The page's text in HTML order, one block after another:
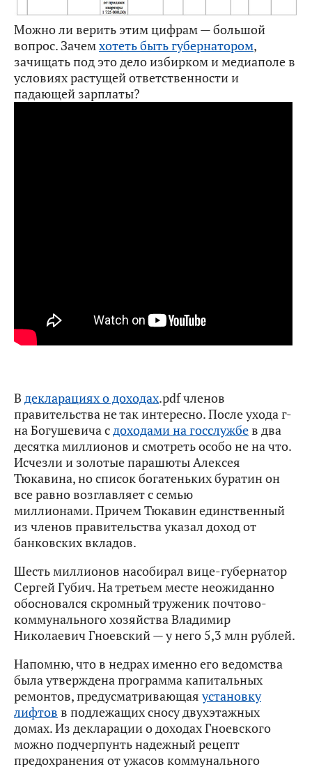
Можно ли верить этим цифрам — большой
вопрос. Зачемхотеть быть губернатором,
зачищать под это дело избирком и медиаполе в
условиях растущей ответственности и
падающей зарплаты?
В декларациях о доходах.pdf членов
правительства не так интересно. После ухода г-
на Богушевича сдоходами на госслужбев два
десятка миллионов и смотреть особо не на что.
Исчезли и золотые парашюты Алексея
Тюкавина, но список богатеньких буратин он
все равно возглавляет с семью
миллионами. Причем Тюкавин единственный
из членов правительства указал доход от
банковских вкладов.
Шесть миллионов насобирал вице-губернатор
Сергей Губич. На третьем месте неожиданно
обосновался скромный труженик почтово-
коммунального хозяйства Владимир
Николаевич Гноевский — у него 5,3 млн рублей.
Напомню, что в недрах именно его ведомства
была утверждена программа капитальных
ремонтов, предусматривающаяустановку
лифтов в подлежащих сносу двухэтажных
домах. Из декларации о доходах Гноевского
можно подчерпунть надежный рецепт
предохранения от ужасов коммунального